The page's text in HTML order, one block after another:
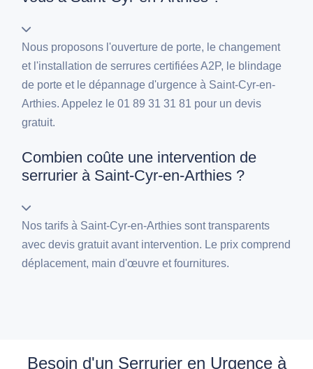
Nous proposons l'ouverture de porte, le changement
et l'installation de serrures certifiées A2P, le blindage
de porte et le dépannage d'urgence à Saint-Cyr-en-
Arthies. Appelez le 01 89 31 31 81 pour un devis
gratuit.
Combien coûte une intervention de
serrurier à Saint-Cyr-en-Arthies ?
Nos tarifs à Saint-Cyr-en-Arthies sont transparents
avec devis gratuit avant intervention. Le prix comprend
déplacement, main d'œuvre et fournitures.
Besoin d'un Serrurier en Urgence à